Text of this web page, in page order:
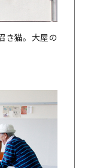
き猫。大屋の